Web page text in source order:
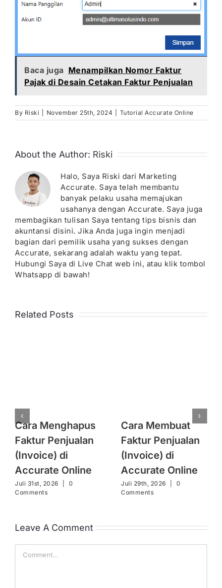
Baca juga Menampilkan Nomor Faktur
Pajak di Desain Cetakan Faktur Penjualan
By Riski November 25th, 2024 Tutorial Accurate Online
About the Author: Riski
Halo, Saya Riski dari Marketing
Accurate. Saya telah membantu
banyak pelaku usaha memajukan
usahanya dengan Accurate. Saya juga
membagikan tulisan Saya tentang tips bisnis dan
akuntansi disini. Jika Anda juga ingin menjadi
bagian dari pemilik usaha yang sukses dengan
Accurate, sekarang adalah waktu yang tepat.
Hubungi Saya di Live Chat web ini, atau klik tombol
Whatsapp di bawah!
Related Posts
Cara Menghapus
Faktur Penjualan
(Invoice) di
Accurate Online
Juli 31st, 2026
0
Comments
Cara Membuat
Faktur Penjualan
(Invoice) di
Accurate Online
Juli 29th, 2026
0
Comments
Leave A Comment